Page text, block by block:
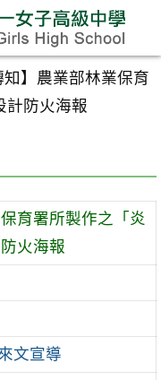
知】農業部林業保育
計防火海報
育署所製作之「炎
火海報
文宣導